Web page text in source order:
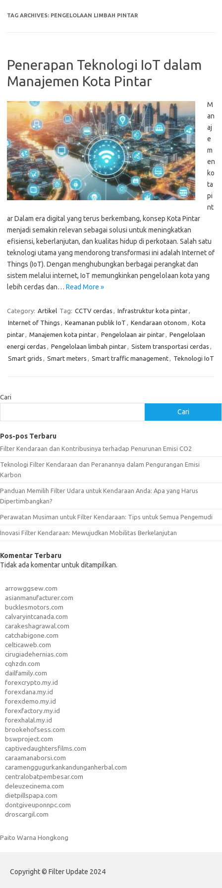
TAG ARCHIVES: PENGELOLAAN LIMBAH PINTAR
Penerapan Teknologi IoT dalam
Manajemen Kota Pintar
M
an
aj
e
m
en
ko
ta
pi
nt
ar Dalam era digital yang terus berkembang, konsep Kota Pintar
menjadi semakin relevan sebagai solusi untuk meningkatkan
efisiensi, keberlanjutan, dan kualitas hidup di perkotaan. Salah satu
teknologi utama yang mendorong transformasi ini adalah Internet of
Things (IoT). Dengan menghubungkan berbagai perangkat dan
sistem melalui internet, IoT memungkinkan pengelolaan kota yang
lebih cerdas dan… Read More »
Category: Artikel Tag: CCTV cerdas , Infrastruktur kota pintar,
Internet of Things , Keamanan publik IoT , Kendaraan otonom , Kota
pintar, Manajemen kota pintar, Pengelolaan air pintar, Pengelolaan
energi cerdas , Pengelolaan limbah pintar, Sistem transportasi cerdas ,
Smart grids , Smart meters , Smart traffic management, Teknologi IoT
Cari
Cari
Pos-pos Terbaru
Filter Kendaraan dan Kontribusinya terhadap Penurunan Emisi CO2
Teknologi Filter Kendaraan dan Peranannya dalam Pengurangan Emisi
Karbon
Panduan Memilih Filter Udara untuk Kendaraan Anda: Apa yang Harus
Dipertimbangkan?
Perawatan Musiman untuk Filter Kendaraan: Tips untuk Semua Pengemudi
Inovasi Filter Kendaraan: Mewujudkan Mobilitas Berkelanjutan
Komentar Terbaru
Tidak ada komentar untuk ditampilkan.
arrowggsew.com
asianmanufacturer.com
bucklesmotors.com
calvaryintcanada.com
carakeshagrawal.com
catchabigone.com
celticaweb.com
cirugiadehernias.com
cqhzdn.com
dailfamily.com
forexcrypto.my.id
forexdana.my.id
forexdemo.my.id
forexfactory.my.id
forexhalal.my.id
brookehofsess.com
bswproject.com
captivedaughtersfilms.com
caraamanaborsi.com
caramenggugurkankandunganherbal.com
centralobatpembesar.com
deleuzecinema.com
dietpillspapa.com
dontgiveuponnpc.com
droscargil.com
Paito Warna Hongkong
Copyright © Filter Update 2024